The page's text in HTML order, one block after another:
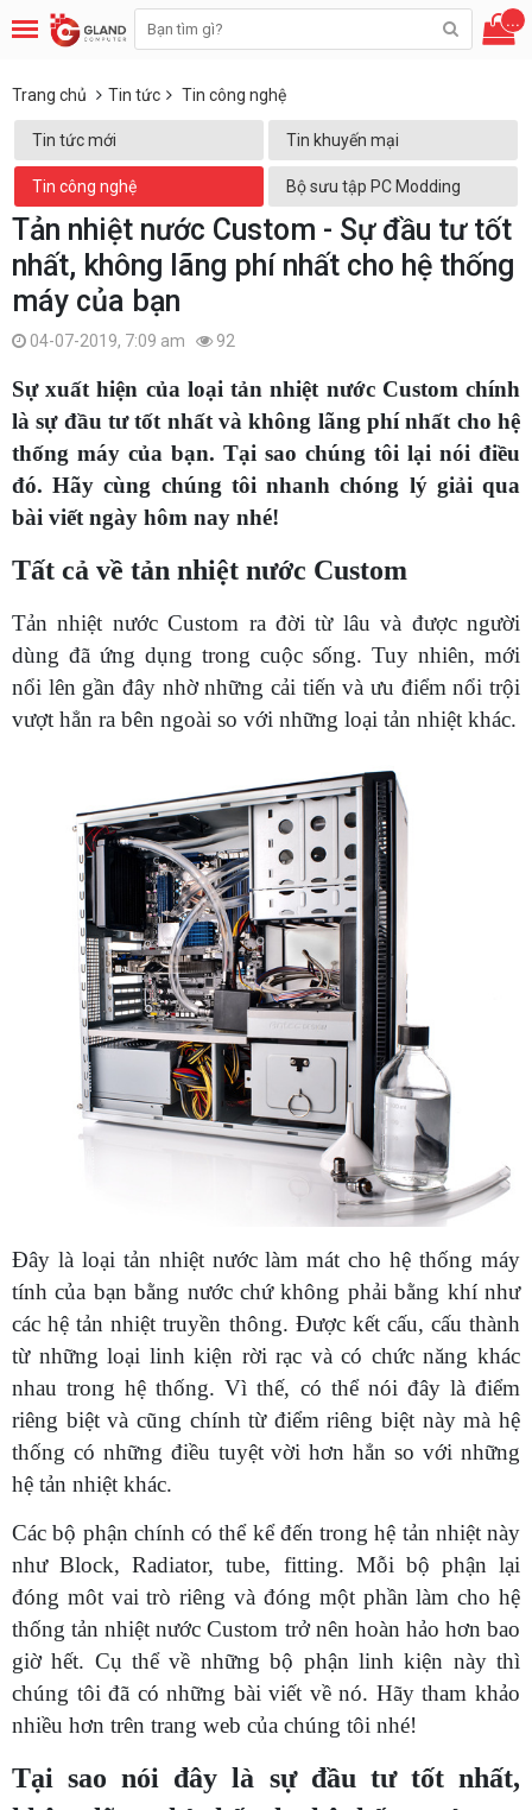
...
Trang chủ Tin tức Tin công nghệ
Tin tức mới Tin khuyến mại
Tin công nghệ Bộ sưu tập PC Modding
Tản nhiệt nước Custom - Sự đầu tư tốt
nhất, không lãng phí nhất cho hệ thống
máy của bạn
04-07-2019, 7:09 am 92
Sự xuất hiện của loại tản nhiệt nước Custom chính
là sự đầu tư tốt nhất và không lãng phí nhất cho hệ
thống máy của bạn. Tại sao chúng tôi lại nói điều
đó. Hãy cùng chúng tôi nhanh chóng lý giải qua
bài viết ngày hôm nay nhé!
Tất cả về tản nhiệt nước Custom
Tản nhiệt nước Custom ra đời từ lâu và được người
dùng đã ứng dụng trong cuộc sống. Tuy nhiên, mới
nổi lên gần đây nhờ những cải tiến và ưu điểm nổi trội
vượt hẳn ra bên ngoài so với những loại tản nhiệt khác.
Đây là loại tản nhiệt nước làm mát cho hệ thống máy
tính của bạn bằng nước chứ không phải bằng khí như
các hệ tản nhiệt truyền thông. Được kết cấu, cấu thành
từ những loại linh kiện rời rạc và có chức năng khác
nhau trong hệ thống. Vì thế, có thể nói đây là điểm
riêng biệt và cũng chính từ điểm riêng biệt này mà hệ
thống có những điều tuyệt vời hơn hẳn so với những
hệ tản nhiệt khác.
Các bộ phận chính có thể kể đến trong hệ tản nhiệt này
như Block, Radiator, tube, fitting. Mỗi bộ phận lại
đóng môt vai trò riêng và đóng một phần làm cho hệ
thống tản nhiệt nước Custom trở nên hoàn hảo hơn bao
giờ hết. Cụ thể về những bộ phận linh kiện này thì
chúng tôi đã có những bài viết về nó. Hãy tham khảo
nhiều hơn trên trang web của chúng tôi nhé!
Tại sao nói đây là sự đầu tư tốt nhất,